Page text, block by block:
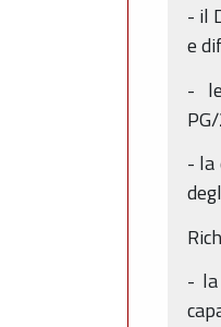
- il
e
-
- la
-